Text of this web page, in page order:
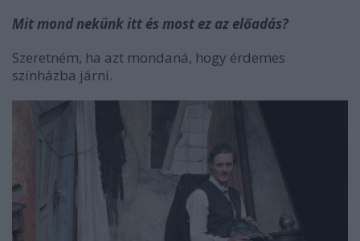
Mit mond nekünk itt és most ez az előadás?
Szeretném, ha azt mondaná, hogy érdemes
színházba járni.